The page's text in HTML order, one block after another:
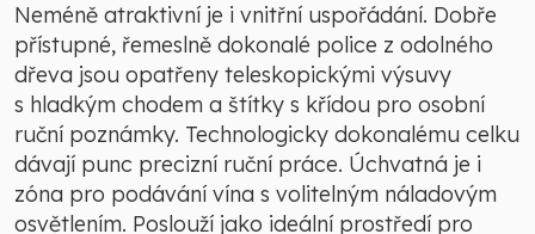
Neméně atraktivní je i vnitřní uspořádání. Dobře
přístupné, řemeslně dokonalé police z odolného
dřeva jsou opatřeny teleskopickými výsuvy
s hladkým chodem a štítky s křídou pro osobní
ruční poznámky. Technologicky dokonalému celku
dávají punc precizní ruční práce. Úchvatná je i
zóna pro podávání vína s volitelným náladovým
osvětlením. Poslouží jako ideální prostředí pro